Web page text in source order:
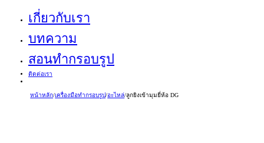
เกี่ยวกับเรา
บทความ
สอนทำกรอบรูป
ติดต่อเรา
หน้าหลัก/เครื่องมือทำกรอบรูป/อะไหล่/ลูกยิงเข้ามุมยี่ห้อ DG